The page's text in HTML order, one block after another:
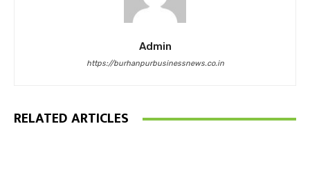
Admin
https://burhanpurbusinessnews.co.in
RELATED ARTICLES